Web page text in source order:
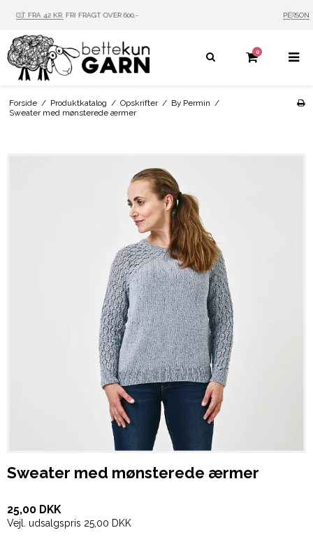
PERSONLIG SERVICE MAIL: INFO@BETTEKUN.DK
0
Forside / Produktkatalog / Opskrifter / By Permin /
Sweater med mønsterede ærmer
Sweater med mønsterede ærmer
25,00 DKK
Vejl. udsalgspris 25,00 DKK